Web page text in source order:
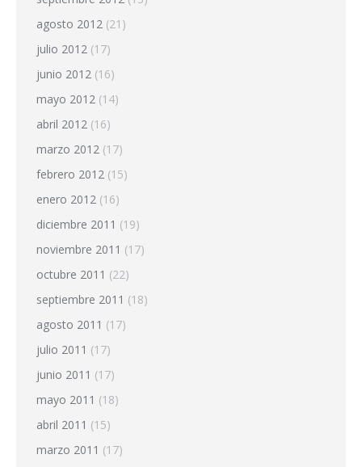
agosto 2012 (21)
julio 2012 (17)
junio 2012 (16)
mayo 2012 (14)
abril 2012 (16)
marzo 2012 (17)
febrero 2012 (15)
enero 2012 (16)
diciembre 2011 (19)
noviembre 2011 (17)
octubre 2011 (22)
septiembre 2011 (18)
agosto 2011 (17)
julio 2011 (17)
junio 2011 (17)
mayo 2011 (18)
abril 2011 (15)
marzo 2011 (17)